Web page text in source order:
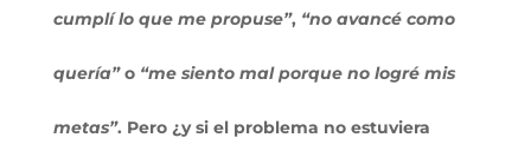
cumplí lo que me propuse”, “no avancé como
quería”o “me siento mal porque no logré mis
metas”. Pero ¿y si el problema no estuviera